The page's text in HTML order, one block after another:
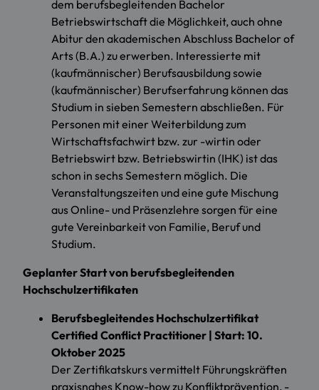
dem berufsbegleitenden Bachelor
Betriebswirtschaft die Möglichkeit, auch ohne
Abitur den akademischen Abschluss Bachelor of
Arts (B.A.) zu erwerben. Interessierte mit
(kaufmännischer) Berufsausbildung sowie
(kaufmännischer) Berufserfahrung können das
Studium in sieben Semestern abschließen. Für
Personen mit einer Weiterbildung zum
Wirtschaftsfachwirt bzw. zur -wirtin oder
Betriebswirt bzw. Betriebswirtin (IHK) ist das
schon in sechs Semestern möglich. Die
Veranstaltungszeiten und eine gute Mischung
aus Online- und Präsenzlehre sorgen für eine
gute Vereinbarkeit von Familie, Beruf und
Studium.
Geplanter Start von berufsbegleitenden
Hochschulzertifikaten
Berufsbegleitendes Hochschulzertifikat
Certified Conflict Practitioner | Start: 10.
Oktober 2025
Der Zertifikatskurs vermittelt Führungskräften
praxisnahes Know-how zu Konfliktprävention, -